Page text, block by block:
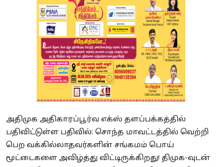
அதிமுக அதிகாரப்பூர்வ எக்ஸ் தளப்பக்கத்தில்
பதிவிட்டுள்ள பதிவில்: சொந்த மாவட்டத்தில் வெற்றி
பெற வக்கில்லாதவர்களின் சங்கமம் பொய்
மூட்டைகளை அவிழ்த்து விட்டிருக்கிறது! திமுக-வுடன்